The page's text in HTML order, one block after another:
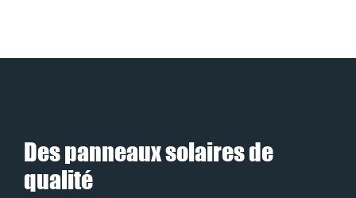
Des panneaux solaires de
qualité